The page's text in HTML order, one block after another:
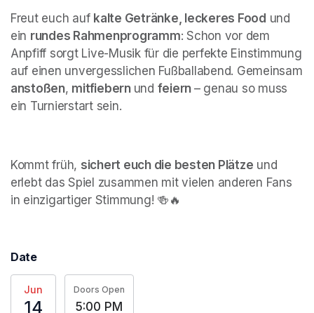
Freut euch auf kalte Getränke, leckeres Food und
ein rundes Rahmenprogramm: Schon vor dem
Anpfiff sorgt Live-Musik für die perfekte Einstimmung
anstoßen, mitfiebern und feiern – genau so muss
ein Turnierstart sein.
Kommt früh, sichert euch die besten Plätze und
erlebt das Spiel zusammen mit vielen anderen Fans
in einzigartiger Stimmung! 🍻🔥
Date
Jun
14
Doors Open
5:00 PM